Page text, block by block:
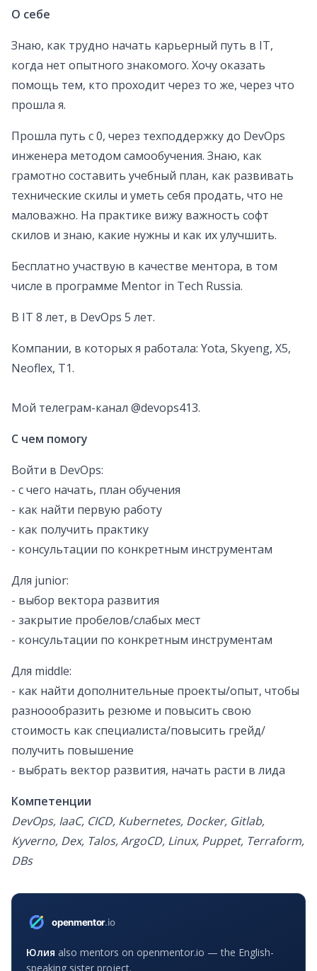
О себе
Знаю, как трудно начать карьерный путь в IT,
когда нет опытного знакомого. Хочу оказать
помощь тем, кто проходит через то же, через что
прошла я.
Прошла путь с 0, через техподдержку до DevOps
инженера методом самообучения. Знаю, как
грамотно составить учебный план, как развивать
технические скилы и уметь себя продать, что не
маловажно. На практике вижу важность софт
скилов и знаю, какие нужны и как их улучшить.
Бесплатно участвую в качестве ментора, в том
числе в программе Mentor in Tech Russia.
В IT 8 лет, в DevOps 5 лет.
Компании, в которых я работала: Yota, Skyeng, X5,
Neoflex, T1.
Мой телеграм-канал @devops413.
С чем помогу
Войти в DevOps:
- с чего начать, план обучения
- как найти первую работу
- как получить практику
- консультации по конкретным инструментам
Для junior:
- выбор вектора развития
- закрытие пробелов/слабых мест
- консультации по конкретным инструментам
Для middle:
- как найти дополнительные проекты/опыт, чтобы
разноообразить резюме и повысить свою
стоимость как специалиста/повысить грейд/
получить повышение
- выбрать вектор развития, начать расти в лида
Компетенции
DevOps, IaaC, CICD, Kubernetes, Docker, Gitlab,
Kyverno, Dex, Talos, ArgoCD, Linux, Puppet, Terraform,
DBs
Юлия also mentors on openmentor.io — the English-
speaking sister project.